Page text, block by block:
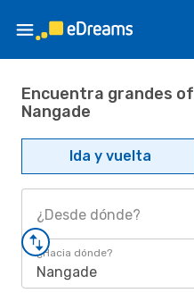
Encuentra grandes
Nangade
Ida y vuelta
¿Desde dónde?
¿Hacia dónde?
Nangade